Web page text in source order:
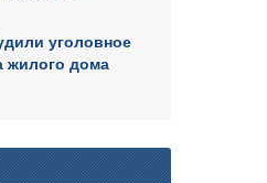
уголовное
жилого дома